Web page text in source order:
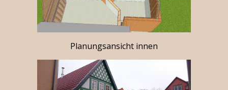
Planungsansicht innen